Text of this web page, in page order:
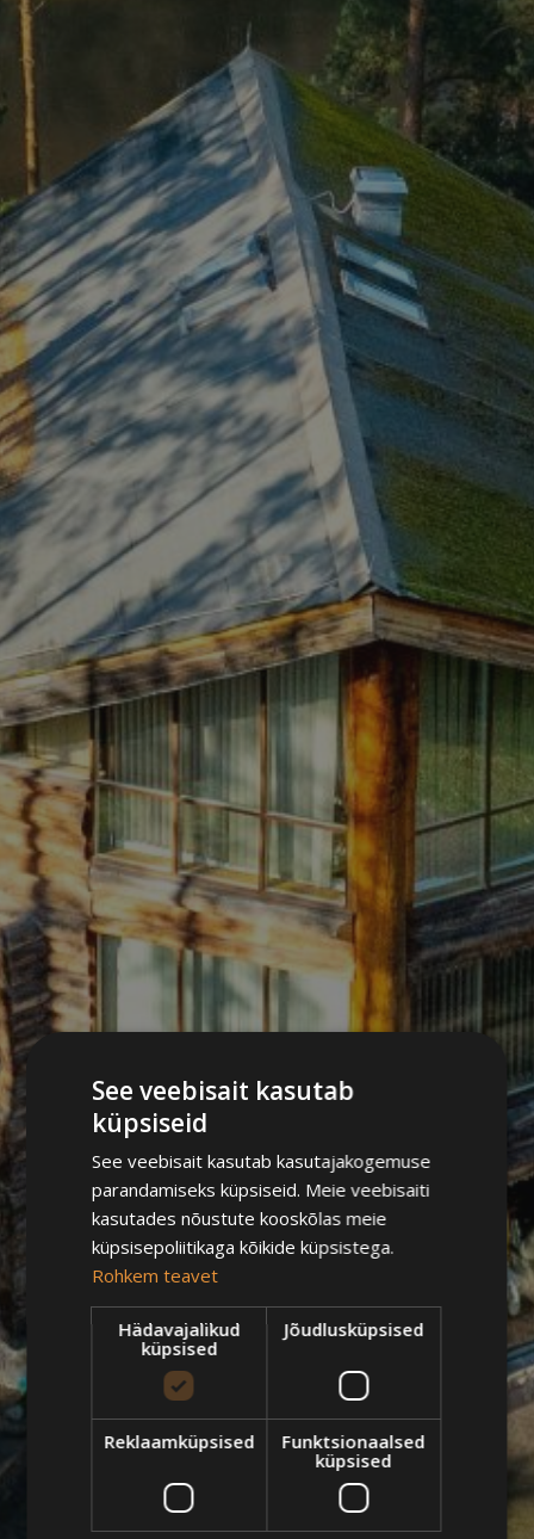
See veebisait kasutab
küpsiseid
See veebisait kasutab kasutajakogemuse
parandamiseks küpsiseid. Meie veebisaiti
kasutades nõustute kooskõlas meie
küpsisepoliitikaga kõikide küpsistega.
Rohkem teavet
Hädavajalikud
küpsised
Jõudlusküpsised
Reklaamküpsised
Funktsionaalsed
küpsised